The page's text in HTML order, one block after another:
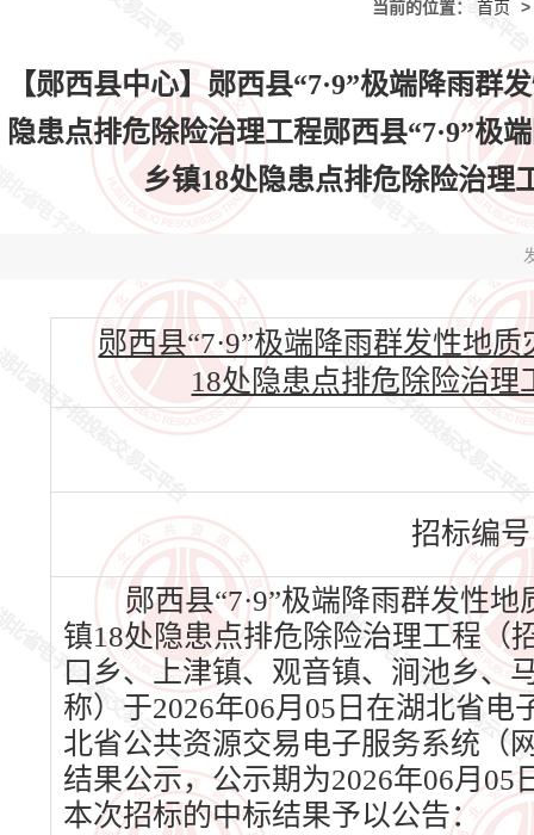
当前的位置： 首页 >
【郧西县中心】郧西县“7·9”极端降雨
隐患点排危除险治理工程郧西县“7·9”极
乡镇18处隐患点排危除险治理
郧西县“7·9”极端降雨群发性地
18处隐患点排危除险治理
招标编
郧西县“7·9”极端降雨群发性
镇18处隐患点排危除险治理工程（
口乡、上津镇、观音镇、涧池乡、
称）于2026年06月05日在湖北省电
北省公共资源交易电子服务系统（
结果公示，公示期为2026年06月05
本次招标的中标结果予以公告：